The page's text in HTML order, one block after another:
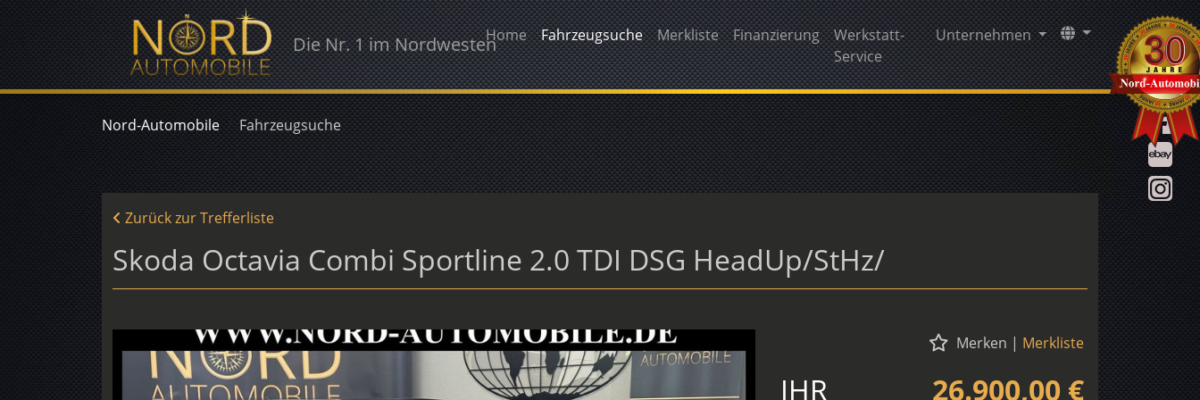
Die Nr. 1 im NordwestenHome Fahrzeugsuche Merkliste Finanzierung
Werkstatt-
Service
Unternehmen
Nord-Automobile Fahrzeugsuche
Zurück zur Trefferliste
Skoda Octavia Combi Sportline 2.0 TDI DSG HeadUp/StHz/
Merken | Merkliste
IHR 26.900,00 €